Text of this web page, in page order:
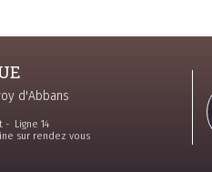
d'Abbans
- Ligne 14
sur rendez vous